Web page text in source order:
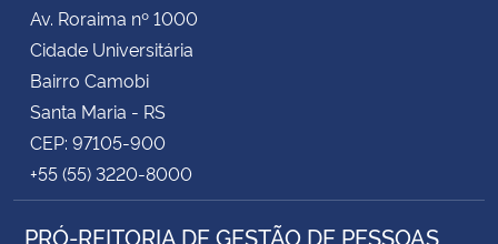
Av. Roraima nº 1000
Cidade Universitária
Bairro Camobi
Santa Maria - RS
CEP: 97105-900
+55 (55) 3220-8000
PRÓ-REITORIA DE GESTÃO DE PESSOAS